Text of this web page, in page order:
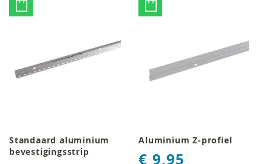
Standaard aluminium
bevestigingsstrip
Aluminium Z-profiel
€ 9,95